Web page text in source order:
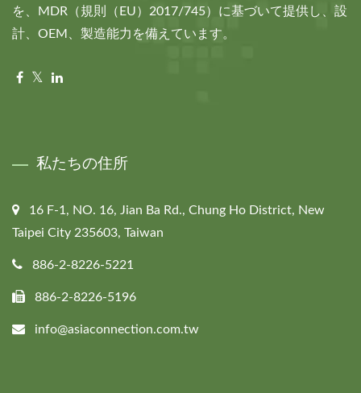
を、MDR（規則（EU）2017/745）に基づいて提供し、設
計、OEM、製造能力を備えています。
私たちの住所
16 F-1, NO. 16, Jian Ba Rd., Chung Ho District, New
Taipei City 235603, Taiwan
886-2-8226-5221
886-2-8226-5196
info@asiaconnection.com.tw